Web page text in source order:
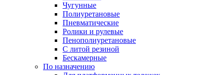
Чугунные
Полиуретановые
Пневматические
Ролики и рулевые
Пенополиуретановые
С литой резиной
Бескамерные
По назначению